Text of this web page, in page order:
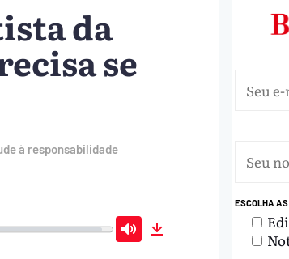
da
se
à responsabilidade
Mute
ESCOLHA